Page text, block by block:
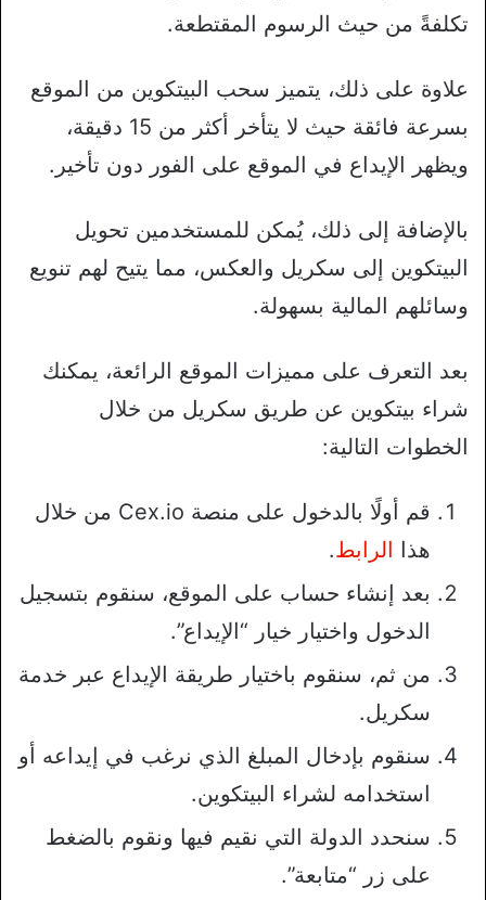
تكلفةً من حيث الرسوم المقتطعة.
علاوة على ذلك، يتميز سحب البيتكوين من الموقع
بسرعة فائقة حيث لا يتأخر أكثر من 15 دقيقة،
ويظهر الإيداع في الموقع على الفور دون تأخير.
بالإضافة إلى ذلك، يُمكن للمستخدمين تحويل
البيتكوين إلى سكريل والعكس، مما يتيح لهم تنويع
وسائلهم المالية بسهولة.
بعد التعرف على مميزات الموقع الرائعة، يمكنك
شراء بيتكوين عن طريق سكريل من خلال
الخطوات التالية:
قم أولًا بالدخول على منصة Cex.io من خلال
هذا الرابط.
بعد إنشاء حساب على الموقع، سنقوم بتسجيل
الدخول واختيار خيار “الإيداع”.
من ثم، سنقوم باختيار طريقة الإيداع عبر خدمة
سكريل.
سنقوم بإدخال المبلغ الذي نرغب في إيداعه أو
استخدامه لشراء البيتكوين.
سنحدد الدولة التي نقيم فيها ونقوم بالضغط
على زر “متابعة”.